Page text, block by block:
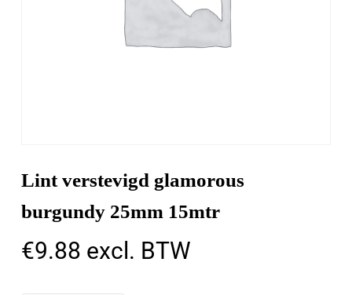
Lint verstevigd glamorous
burgundy 25mm 15mtr
€9.88 excl. BTW